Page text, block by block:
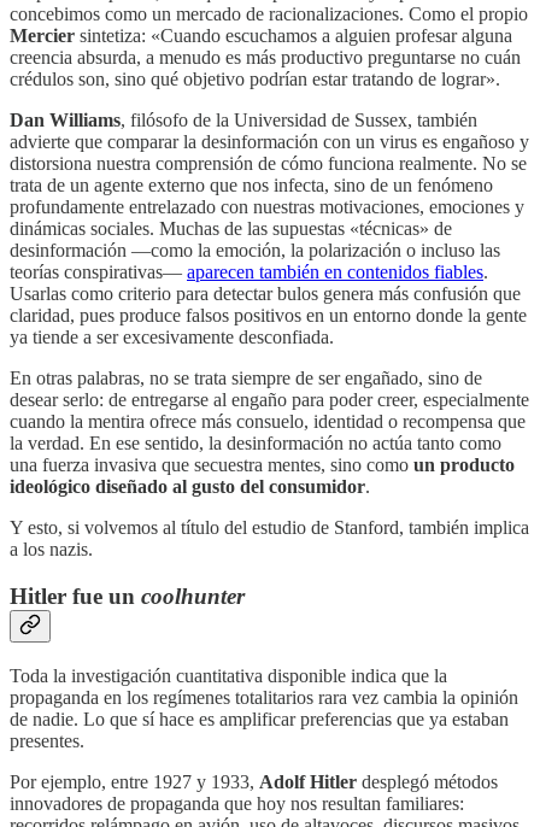
concebimos como un mercado de racionalizaciones. Como el propio
Mercier sintetiza: «Cuando escuchamos a alguien profesar alguna
creencia absurda, a menudo es más productivo preguntarse no cuán
crédulos son, sino qué objetivo podrían estar tratando de lograr».
Dan Williams, filósofo de la Universidad de Sussex, también
advierte que comparar la desinformación con un virus es engañoso y
distorsiona nuestra comprensión de cómo funciona realmente. No se
trata de un agente externo que nos infecta, sino de un fenómeno
profundamente entrelazado con nuestras motivaciones, emociones y
dinámicas sociales. Muchas de las supuestas «técnicas» de
desinformación —como la emoción, la polarización o incluso las
teorías conspirativas— aparecen también en contenidos fiables.
Usarlas como criterio para detectar bulos genera más confusión que
claridad, pues produce falsos positivos en un entorno donde la gente
ya tiende a ser excesivamente desconfiada.
En otras palabras, no se trata siempre de ser engañado, sino de
desear serlo: de entregarse al engaño para poder creer, especialmente
cuando la mentira ofrece más consuelo, identidad o recompensa que
la verdad. En ese sentido, la desinformación no actúa tanto como
una fuerza invasiva que secuestra mentes, sino como un producto
ideológico diseñado al gusto del consumidor.
Y esto, si volvemos al título del estudio de Stanford, también implica
a los nazis.
Hitler fue un coolhunter
Toda la investigación cuantitativa disponible indica que la
propaganda en los regímenes totalitarios rara vez cambia la opinión
de nadie. Lo que sí hace es amplificar preferencias que ya estaban
presentes.
Por ejemplo, entre 1927 y 1933, Adolf Hitler desplegó métodos
innovadores de propaganda que hoy nos resultan familiares: